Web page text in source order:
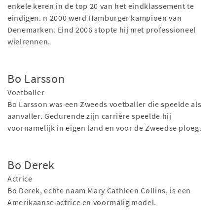
enkele keren in de top 20 van het eindklassement te
eindigen. n 2000 werd Hamburger kampioen van
Denemarken. Eind 2006 stopte hij met professioneel
wielrennen.
Bo Larsson
Voetballer
Bo Larsson was een Zweeds voetballer die speelde als
aanvaller. Gedurende zijn carrière speelde hij
voornamelijk in eigen land en voor de Zweedse ploeg.
Bo Derek
Actrice
Bo Derek, echte naam Mary Cathleen Collins, is een
Amerikaanse actrice en voormalig model.